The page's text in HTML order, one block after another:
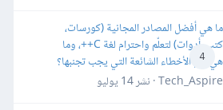
4
ما هي أفضل المصادر المجانية (كورسات،
كتب، أدوات) لتعلّم واحترام لغة C++، وما
هي أهم الأخطاء الشائعة التي يجب تجنبها؟
Tech_Aspire · نشر
14 يوليو